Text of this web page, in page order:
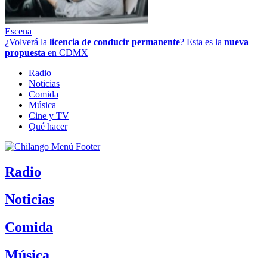
Escena
¿Volverá la licencia de conducir permanente? Esta es la nueva
propuesta en CDMX
Radio
Noticias
Comida
Música
Cine y TV
Qué hacer
Radio
Noticias
Comida